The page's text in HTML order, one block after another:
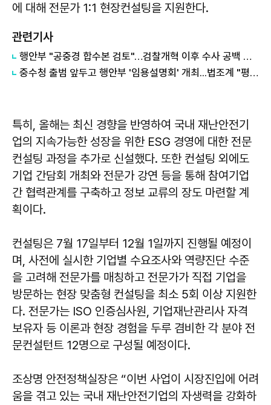
에 대해 전문가 1:1 현장컨설팅을 지원한다.
관련기사
행안부 "공중경 합수본 검토"…검찰개혁 이후 수사 공백 대응 나서
중수청 출범 앞두고 행안부 '임용설명회' 개최...법조계 "평검사들 전혀 관심 없어"
특히, 올해는 최신 경향을 반영하여 국내 재난안전기
업의 지속가능한 성장을 위한 ESG 경영에 대한 전문
컨설팅 과정을 추가로 신설했다. 또한 컨설팅 외에도
기업 간담회 개최와 전문가 강연 등을 통해 참여기업
간 협력관계를 구축하고 정보 교류의 장도 마련할 계
획이다.
컨설팅은 7월 17일부터 12월 1일까지 진행될 예정이
며, 사전에 실시한 기업별 수요조사와 역량진단 수준
을 고려해 전문가를 매칭하고 전문가가 직접 기업을
방문하는 현장 맞춤형 컨설팅을 최소 5회 이상 지원한
다. 전문가는 ISO 인증심사원, 기업재난관리사 자격
보유자 등 이론과 현장 경험을 두루 겸비한 각 분야 전
문컨설턴트 12명으로 구성될 예정이다.
조상명 안전정책실장은 “이번 사업이 시장진입에 어려
움을 겪고 있는 국내 재난안전기업의 자생력을 강화하